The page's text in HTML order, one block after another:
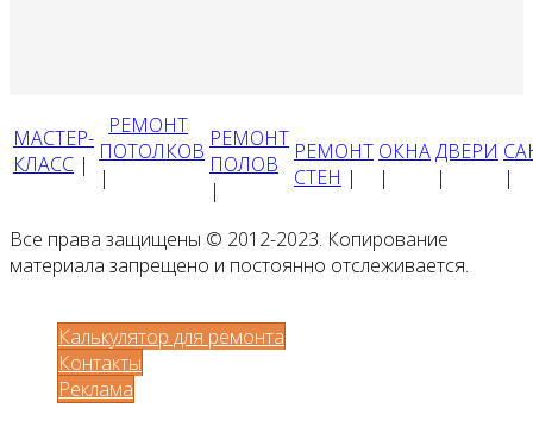
МАСТЕР-
КЛАСС |
РЕМОНТ
ПОТОЛКОВ
|
РЕМОНТ
ПОЛОВ
|
РЕМОНТ
СТЕН |
ОКНА
|
ДВЕРИ
|
|
Все права защищены © 2012-2023. Копирование
материала запрещено и постоянно отслеживается.
Калькулятор для ремонта
Контакты
Реклама